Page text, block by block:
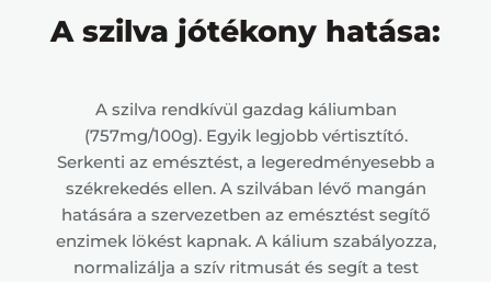
A szilva jótékony hatása:
A szilva rendkívül gazdag káliumban
(757mg/100g). Egyik legjobb vértisztító.
Serkenti az emésztést, a legeredményesebb a
székrekedés ellen. A szilvában lévő mangán
hatására a szervezetben az emésztést segítő
enzimek lökést kapnak. A kálium szabályozza,
normalizálja a szív ritmusát és segít a test